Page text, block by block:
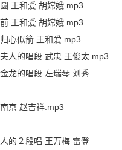
王和爱 胡嫦娥.mp3
王和爱 胡嫦娥.mp3
心似箭 王和爱.mp3
人的唱段 武忠 王俊太.mp3
龙的唱段 左瑞琴 刘秀
京 赵吉祥.mp3
的２段唱 王万梅 雷登